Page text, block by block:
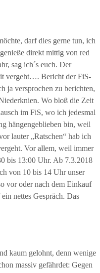
darf dies gerne tun, ich
direkt mittig von red
sag ich´s euch. Der
vergeht…. Bericht der FiS-
ja versprochen zu berichten,
Wo bloß die Zeit
im FiS, wo ich jedesmal
hängengeblieben bin, weil
lauter „Ratschen“ hab ich
Vor allem, weil immer
bis 13:00 Uhr. Ab 7.3.2018
von 10 bis 14 Uhr unser
vor oder nach dem Einkauf
nettes Gespräch. Das
kaum gelohnt, denn wenige
massiv gefährdet: Gegen